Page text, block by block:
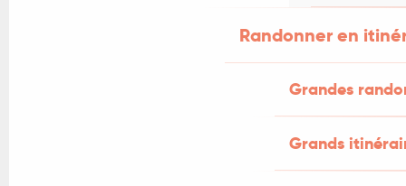
Randonner en
Grandes
Grands